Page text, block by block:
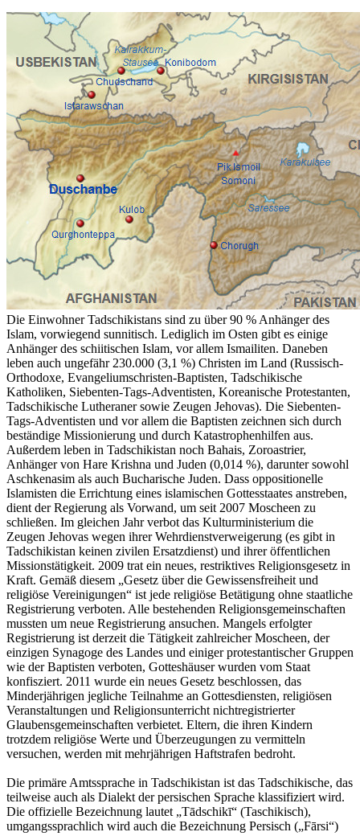
Die Einwohner Tadschikistans sind zu über 90 % Anhänger des
Islam, vorwiegend sunnitisch. Lediglich im Osten gibt es einige
Anhänger des schiitischen Islam, vor allem Ismailiten. Daneben
leben auch ungefähr 230.000 (3,1 %) Christen im Land (Russisch-
Orthodoxe, Evangeliumschristen-Baptisten, Tadschikische
Katholiken, Siebenten-Tags-Adventisten, Koreanische Protestanten,
Tadschikische Lutheraner sowie Zeugen Jehovas). Die Siebenten-
Tags-Adventisten und vor allem die Baptisten zeichnen sich durch
beständige Missionierung und durch Katastrophenhilfen aus.
Außerdem leben in Tadschikistan noch Bahais, Zoroastrier,
Anhänger von Hare Krishna und Juden (0,014 %), darunter sowohl
Aschkenasim als auch Bucharische Juden. Dass oppositionelle
Islamisten die Errichtung eines islamischen Gottesstaates anstreben,
dient der Regierung als Vorwand, um seit 2007 Moscheen zu
schließen. Im gleichen Jahr verbot das Kulturministerium die
Zeugen Jehovas wegen ihrer Wehrdienstverweigerung (es gibt in
Tadschikistan keinen zivilen Ersatzdienst) und ihrer öffentlichen
Missionstätigkeit. 2009 trat ein neues, restriktives Religionsgesetz in
Kraft. Gemäß diesem „Gesetz über die Gewissensfreiheit und
religiöse Vereinigungen“ ist jede religiöse Betätigung ohne staatliche
Registrierung verboten. Alle bestehenden Religionsgemeinschaften
mussten um neue Registrierung ansuchen. Mangels erfolgter
Registrierung ist derzeit die Tätigkeit zahlreicher Moscheen, der
einzigen Synagoge des Landes und einiger protestantischer Gruppen
wie der Baptisten verboten, Gotteshäuser wurden vom Staat
konfisziert. 2011 wurde ein neues Gesetz beschlossen, das
Minderjährigen jegliche Teilnahme an Gottesdiensten, religiösen
Veranstaltungen und Religionsunterricht nichtregistrierter
Glaubensgemeinschaften verbietet. Eltern, die ihren Kindern
trotzdem religiöse Werte und Überzeugungen zu vermitteln
versuchen, werden mit mehrjährigen Haftstrafen bedroht.
Die primäre Amtssprache in Tadschikistan ist das Tadschikische, das
teilweise auch als Dialekt der persischen Sprache klassifiziert wird.
Die offizielle Bezeichnung lautet „‎Tādschikī“ (Taschikisch),
umgangssprachlich wird auch die Bezeichnung Persisch („Fārsi“)